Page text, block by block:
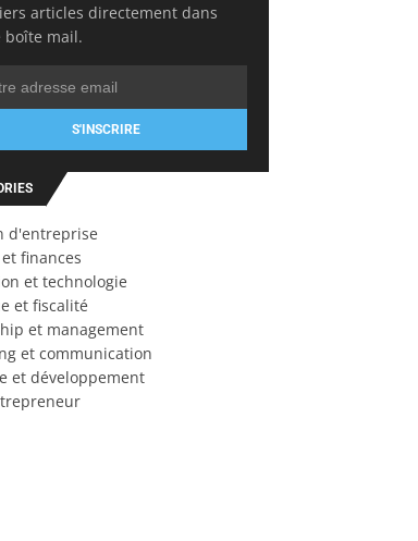
articles directement dans
boîte mail.
S'INSCRIRE
d'entreprise
finances
et technologie
et fiscalité
et management
et communication
et développement